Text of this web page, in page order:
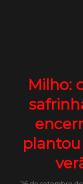
Milho:
plantou